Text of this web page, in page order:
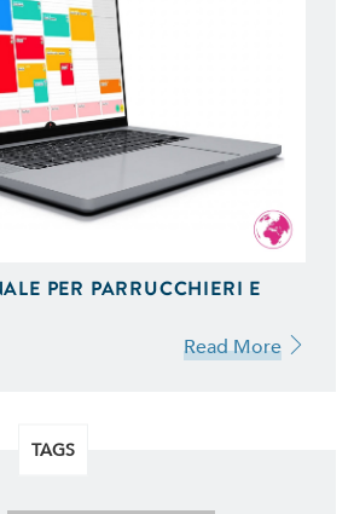
PER PARRUCCHIERI E
Read More
TAGS